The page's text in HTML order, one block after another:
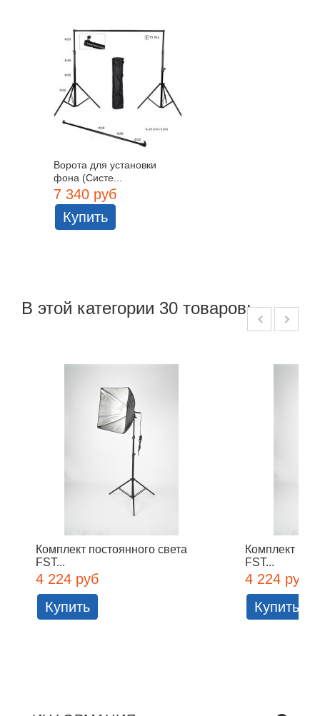
Ворота для установки
фона (Систе...
7 340 руб
Купить
В этой категории 30 товаров:
Комплект постоянного света
FST...
4 224 руб
Купить
Комплект
FST...
4 224 руб
Купить